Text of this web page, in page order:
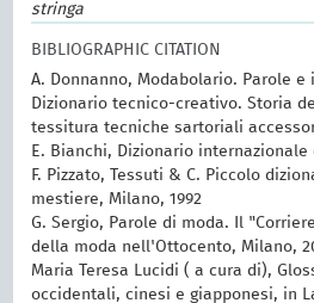
stringa
BIBLIOGRAPHIC CITATION
A. Donnanno, Modabolario. Parole
Dizionario tecnico-creativo. Storia
tessitura tecniche sartoriali
E. Bianchi, Dizionario internazionale
F. Pizzato, Tessuti & C. Piccolo
mestiere, Milano, 1992
G. Sergio, Parole di moda. Il
della moda nell'Ottocento, Milano,
Maria Teresa Lucidi ( a cura di),
occidentali, cinesi e giapponesi, in